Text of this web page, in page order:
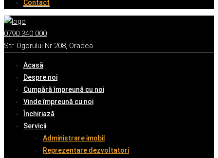
Contact
0790 340 000
Str. Ogorului Nr 208, Oradea
Acasă
Despre noi
Cumpără împreună cu noi
Vinde împreună cu noi
Închiriază
Servicii
Administrare imobil
Reprezentare dezvoltatori